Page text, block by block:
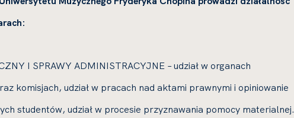
I SPRAWY ADMINISTRACYJNE – udział w organach
komisjach, udział w pracach nad aktami prawnymi i opiniowanie
studentów, udział w procesie przyznawania pomocy materialnej.